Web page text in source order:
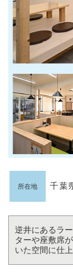
所在地 千葉
逆井にあるラ
ターや座敷席
いた空間に仕